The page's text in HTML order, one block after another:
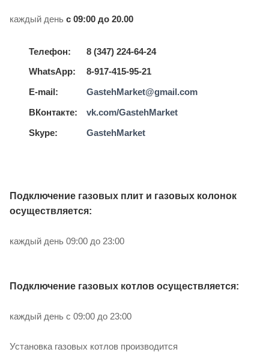
каждый день с 09:00 до 20.00
Телефон:
8 (347) 224-64-24
WhatsApp:
8-917-415-95-21
E-mail:
GastehMarket@gmail.com
ВКонтакте:
vk.com/GastehMarket
Skype:
GastehMarket
Подключение газовых плит и газовых колонок
осуществляется:
каждый день 09:00 до 23:00
Подключение газовых котлов осуществляется:
каждый день с 09:00 до 23:00
Установка газовых котлов производится